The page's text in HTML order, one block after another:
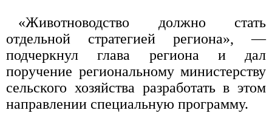
«Животноводство должно стать
отдельной стратегией региона», —
подчеркнул глава региона и дал
поручение региональному министерству
сельского хозяйства разработать в этом
направлении специальную программу.